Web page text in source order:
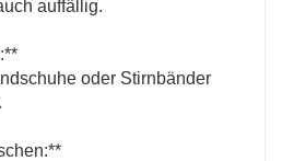
auffällig.
oder Stirnbänder